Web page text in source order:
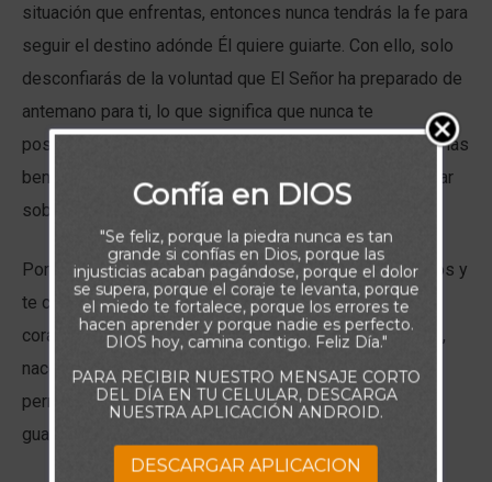
situación que enfrentas, entonces nunca tendrás la fe para
seguir el destino adónde Él quiere guiarte. Con ello, solo
desconfiarás de la voluntad que El Señor ha preparado de
antemano para ti, lo que significa que nunca te
posicionarás correctamente para recibir todo el gozo y las
bendiciones que Tu Padre de los Cielos desea derramar
sobre Ti.
Por eso es crucial que abraces la verdad acerca de Dios y
te comprometas firmemente a conocerlo con todo tu
corazón, alma, mente y fuerza. Porque cuando lo hagas,
nacerá en ti una confianza más profunda en Él, que te
permitirá conducirte a todas las gracias que Él mismo,
guarda para Tu futuro.
Confía en DIOS
"Se feliz, porque la piedra nunca es tan
grande si confías en Dios, porque las
injusticias acaban pagándose, porque el dolor
se supera, porque el coraje te levanta, porque
el miedo te fortalece, porque los errores te
hacen aprender y porque nadie es perfecto.
DIOS hoy, camina contigo. Feliz Día."
PARA RECIBIR NUESTRO MENSAJE CORTO
DEL DÍA EN TU CELULAR, DESCARGA
NUESTRA APLICACIÓN ANDROID.
DESCARGAR APLICACION